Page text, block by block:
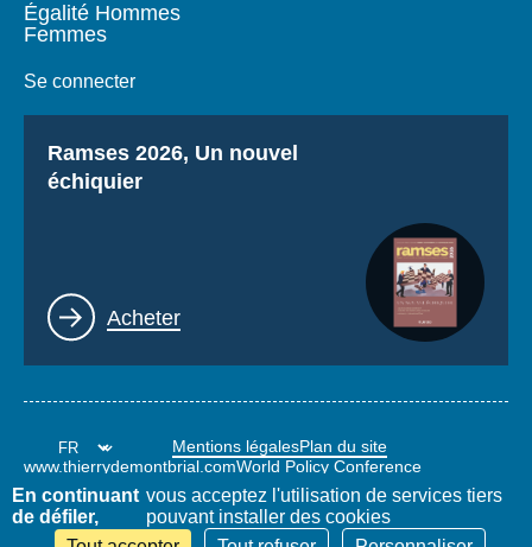
Égalité Hommes
Femmes
Se connecter
Titre
Ramses 2026, Un nouvel
échiquier
Lien
Acheter
Mentions légalesPlan du site
www.thierrydemontbrial.comWorld Policy Conference
Blog Politique étrangère
En continuant
de défiler,
vous acceptez l'utilisation de services tiers
pouvant installer des cookies